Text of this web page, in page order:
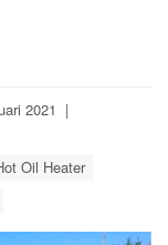
2021 |
Oil Heater